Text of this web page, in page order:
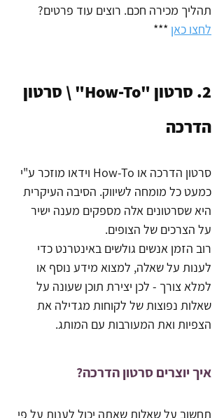
תהליך מכירה חכם. רוצים עוד פרטים?
לחצו כאן ***
2. סרטון "How-To" \ סרטון
הדרכה
סרטון
הדרכה או How-To וידאו מוזכר ע"י
כמעט כל מומחה לשיווק. הסיבה העיקרית
היא שסרטונים אלה מספקים מענה ישיר
על הצרכים של הצופים.
רוב הזמן אנשים גולשים באינטרנט כדי
לענות על שאלה, למצוא מידע נוסף או
למלא צורך - לכן יצירת תוכן שעונה על
שאלות נפוצות של לקוחות מגדילה את
הצפיות ואת המעורבות עם המותג.
איך יוצרים סרטון הדרכה?
תחשוב על שאלות שאתה יכול לענות על פי